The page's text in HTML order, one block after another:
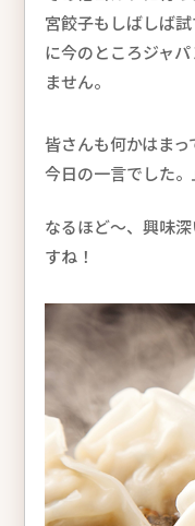
宮餃子もしばしば
に今のところジャ
ません。
皆さんも何かはま
今日の一言でした。
なるほど～、興味
すね！